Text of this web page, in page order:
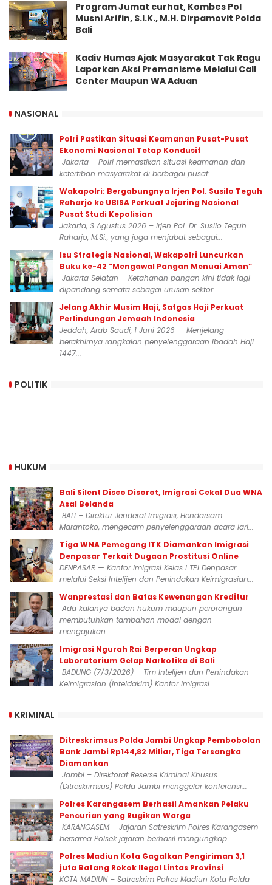
Program Jumat curhat, Kombes Pol
Musni Arifin, S.I.K., M.H. Dirpamovit Polda
Bali
Kadiv Humas Ajak Masyarakat Tak Ragu
Laporkan Aksi Premanisme Melalui Call
Center Maupun WA Aduan
NASIONAL
Polri Pastikan Situasi Keamanan Pusat-Pusat
Ekonomi Nasional Tetap Kondusif
Jakarta – Polri memastikan situasi keamanan dan
ketertiban masyarakat di berbagai pusat...
Wakapolri: Bergabungnya Irjen Pol. Susilo Teguh
Raharjo ke UBISA Perkuat Jejaring Nasional
Pusat Studi Kepolisian
Jakarta, 3 Agustus 2026 – Irjen Pol. Dr. Susilo Teguh
Raharjo, M.Si., yang juga menjabat sebagai...
Isu Strategis Nasional, Wakapolri Luncurkan
Buku ke-42 “Mengawal Pangan Menuai Aman”
Jakarta Selatan – Ketahanan pangan kini tidak lagi
dipandang semata sebagai urusan sektor...
Jelang Akhir Musim Haji, Satgas Haji Perkuat
Perlindungan Jemaah Indonesia
Jeddah, Arab Saudi, 1 Juni 2026 — Menjelang
berakhirnya rangkaian penyelenggaraan Ibadah Haji
1447...
POLITIK
HUKUM
Bali Silent Disco Disorot, Imigrasi Cekal Dua WNA
Asal Belanda
BALI – Direktur Jenderal Imigrasi, Hendarsam
Marantoko, mengecam penyelenggaraan acara lari...
Tiga WNA Pemegang ITK Diamankan Imigrasi
Denpasar Terkait Dugaan Prostitusi Online
DENPASAR — Kantor Imigrasi Kelas I TPI Denpasar
melalui Seksi Intelijen dan Penindakan Keimigrasian...
Wanprestasi dan Batas Kewenangan Kreditur
Ada kalanya badan hukum maupun perorangan
membutuhkan tambahan modal dengan
mengajukan...
Imigrasi Ngurah Rai Berperan Ungkap
Laboratorium Gelap Narkotika di Bali
BADUNG (7/3/2026) – Tim Intelijen dan Penindakan
Keimigrasian (Inteldakim) Kantor Imigrasi...
KRIMINAL
Ditreskrimsus Polda Jambi Ungkap Pembobolan
Bank Jambi Rp144,82 Miliar, Tiga Tersangka
Diamankan
Jambi – Direktorat Reserse Kriminal Khusus
(Ditreskrimsus) Polda Jambi menggelar konferensi...
Polres Karangasem Berhasil Amankan Pelaku
Pencurian yang Rugikan Warga
KARANGASEM – Jajaran Satreskrim Polres Karangasem
bersama Polsek jajaran berhasil mengungkap...
Polres Madiun Kota Gagalkan Pengiriman 3,1
juta Batang Rokok Ilegal Lintas Provinsi
KOTA MADIUN – Satreskrim Polres Madiun Kota Polda